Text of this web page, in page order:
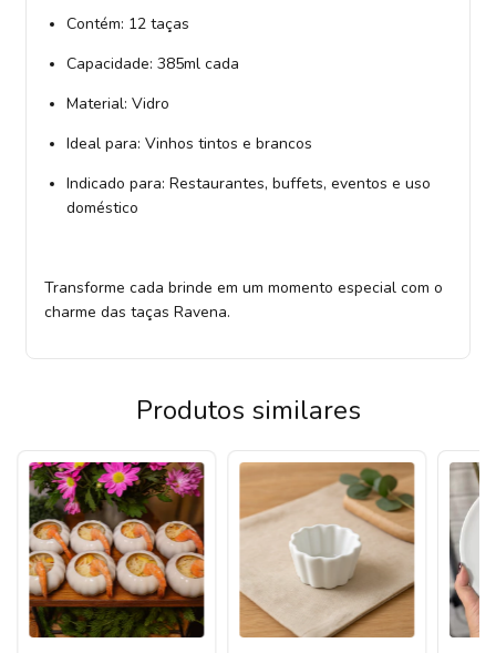
Contém: 12 taças
Capacidade: 385ml cada
Material: Vidro
Ideal para: Vinhos tintos e brancos
Indicado para: Restaurantes, buffets, eventos e uso
doméstico
Transforme cada brinde em um momento especial com o
charme das taças Ravena.
Produtos similares